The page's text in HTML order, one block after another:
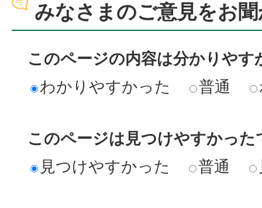
みなさまのご意見をお
このページの内容は分かりやす
わかりやすかった
普通
このページは見つけやすかった
見つけやすかった
普通